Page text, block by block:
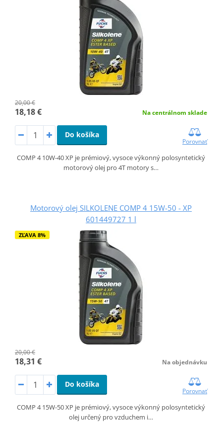
20,00 €
18,18 € Na centrálnom sklade
Do košíka
Porovnať
COMP 4 10W-40 XP je prémiový, vysoce výkonný polosyntetický
motorový olej pro 4T motory s…
Motorový olej SILKOLENE COMP 4 15W-50 - XP
601449727 1 l
ZĽAVA 8%
20,00 €
18,31 € Na objednávku
Do košíka
Porovnať
COMP 4 15W-50 XP je prémiový, vysoce výkonný polosyntetický
olej určený pro vzduchem i…